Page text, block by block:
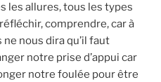
les allures, tous les types
comprendre, car à
nous dira qu’il faut
notre prise d’appui car
notre foulée pour être